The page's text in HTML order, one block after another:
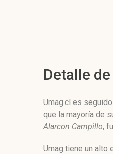
Detalle
Umag.cl es
que la mayoría de
Alarcon Campillo,
Umag tiene un alto